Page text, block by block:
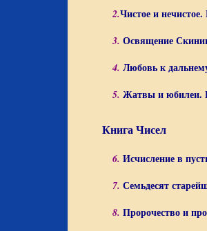
2.Чистое и
3. Освящение
4. Любовь к
5. Жатвы и юбилеи.
Книга Чисел
6. Исчисление в
7. Семьдесят
8. Пророчество и